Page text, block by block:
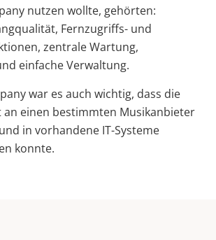
nutzen wollte, gehörten:
Fernzugriffs- und
zentrale Wartung,
einfache Verwaltung.
war es auch wichtig, dass die
an einen bestimmten Musikanbieter
in vorhandene IT-Systeme
konnte.